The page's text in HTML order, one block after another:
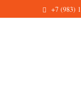
+7 (983)